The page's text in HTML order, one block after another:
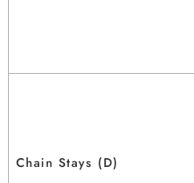
Chain Stays (D)